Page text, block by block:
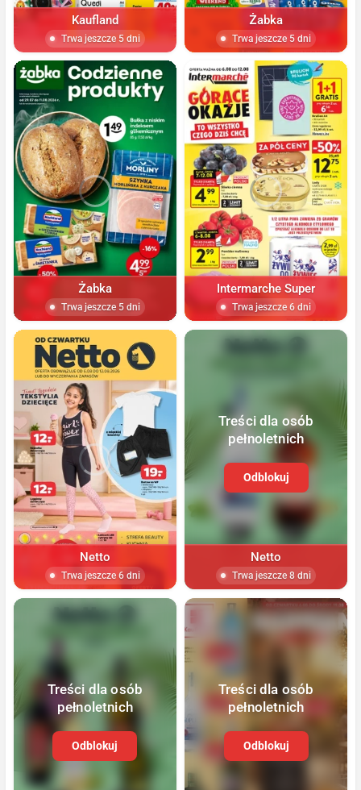
Kaufland
Trwa jeszcze 5 dni
Żabka
Trwa jeszcze 5 dni
Żabka
Trwa jeszcze 5 dni
Intermarche Super
Trwa jeszcze 6 dni
Netto
Trwa jeszcze 6 dni
Treści dla osób
pełnoletnich
Odblokuj
Netto
Trwa jeszcze 8 dni
Treści dla osób
pełnoletnich
Odblokuj
Treści dla osób
pełnoletnich
Odblokuj